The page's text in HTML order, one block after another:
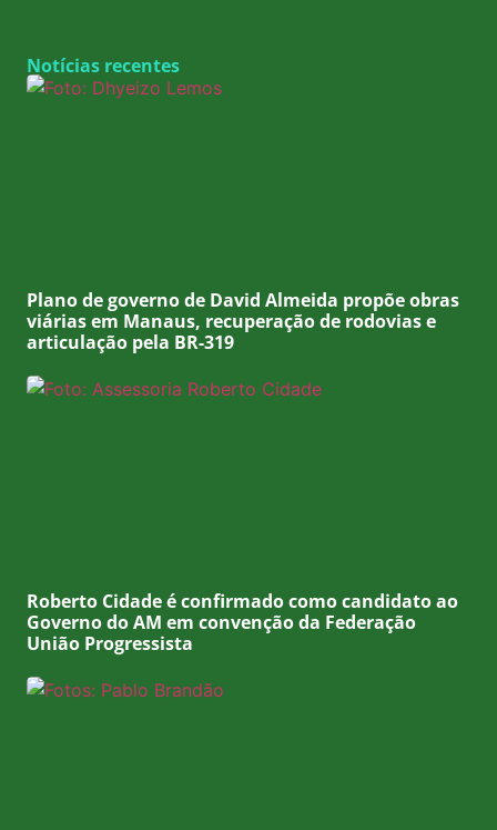
Notícias recentes
Plano de governo de David Almeida propõe obras
viárias em Manaus, recuperação de rodovias e
articulação pela BR-319
Roberto Cidade é confirmado como candidato ao
Governo do AM em convenção da Federação
União Progressista